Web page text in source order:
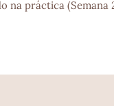
na práctica (Semana